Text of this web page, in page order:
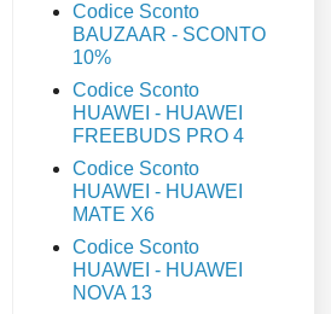
Codice Sconto
BAUZAAR - SCONTO
10%
Codice Sconto
HUAWEI - HUAWEI
FREEBUDS PRO 4
Codice Sconto
HUAWEI - HUAWEI
MATE X6
Codice Sconto
HUAWEI - HUAWEI
NOVA 13